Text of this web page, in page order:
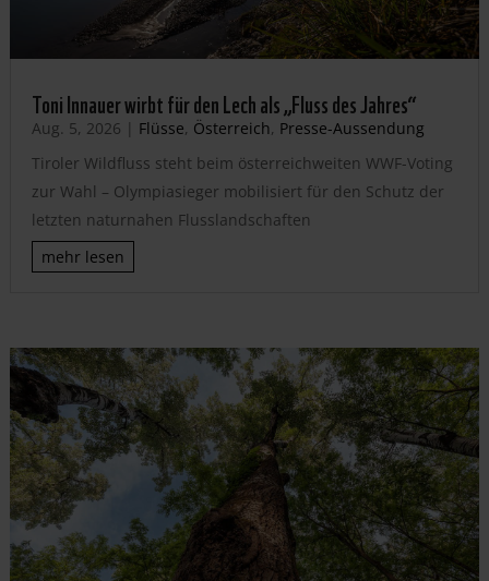
Toni Innauer wirbt für den Lech als „Fluss des Jahres“
Aug. 5, 2026 | Flüsse, Österreich, Presse-Aussendung
Tiroler Wildfluss steht beim österreichweiten WWF-Voting
zur Wahl – Olympiasieger mobilisiert für den Schutz der
letzten naturnahen Flusslandschaften
mehr lesen